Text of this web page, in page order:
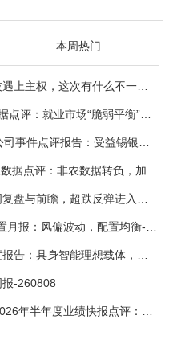
本周热门
华创证券-【宏观专题】当科技遇上主权，这次有什么不一样？——海外科技思辨系列五-260808
开源证券-美国7月非农就业数据点评：就业市场“脆弱平衡”，美联储加息动力并不高-260808
-260808